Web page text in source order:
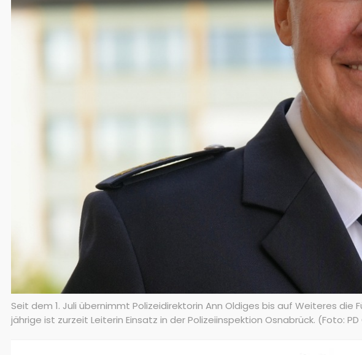
Seit dem 1. Juli übernimmt Polizeidirektorin Ann Oldiges bis auf Weiteres
jährige ist zurzeit Leiterin Einsatz in der Polizeiinspektion Osnabrück. (Foto: